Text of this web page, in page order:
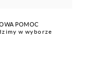
POMOC
w wyborze